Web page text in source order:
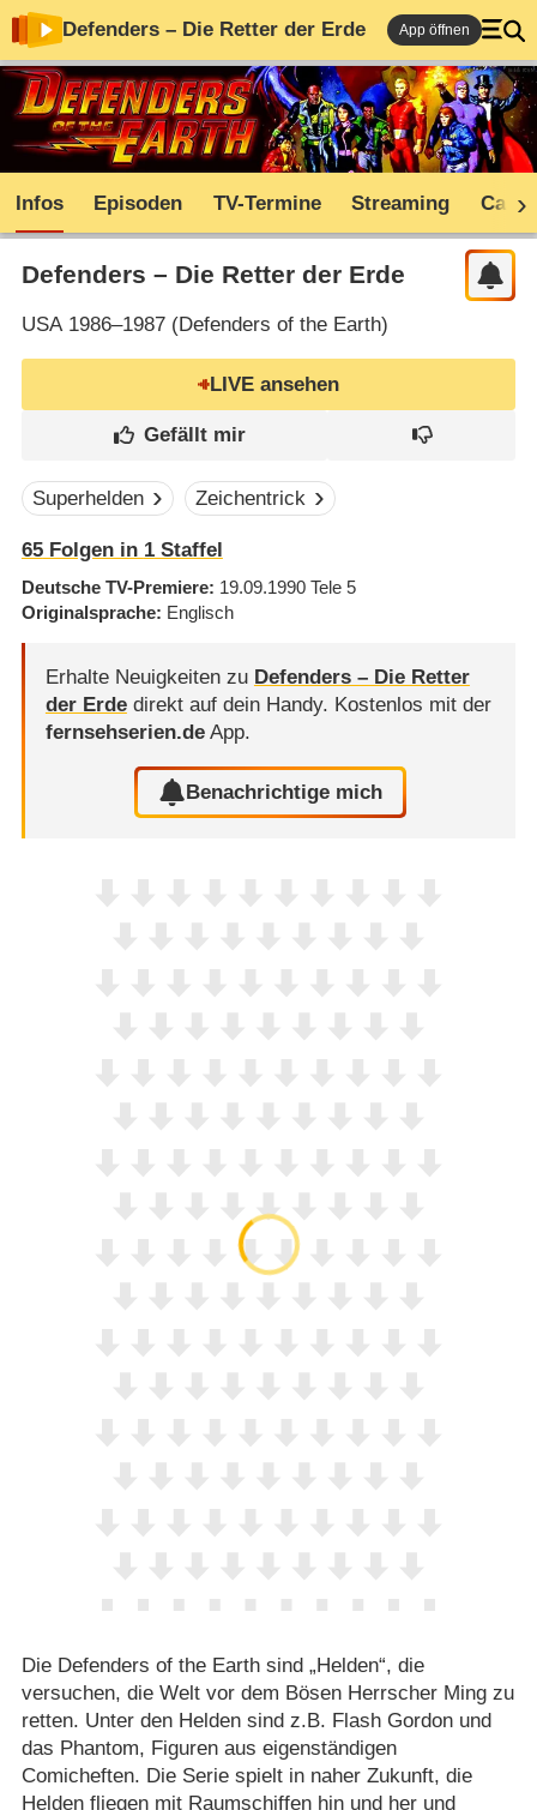
Defenders – Die Retter der Erde App öffnen
Infos Episoden TV-Termine Streaming Cast
Defenders – Die Retter der Erde
USA1986–1987 (Defenders of the Earth)
LIVE ansehen
Superhelden Zeichentrick
65Folgen in 1Staffel
Deutsche TV-Premiere 19.09.1990 Tele 5
Originalsprache Englisch
Erhalte Neuigkeiten zu Defenders – Die Retter
der Erdedirekt auf dein Handy. Kostenlos mit der
fernsehserien.deApp.
Benachrichtige mich
Die Defenders of the Earth sind „Helden“, die
versuchen, die Welt vor dem Bösen Herrscher Ming zu
retten. Unter den Helden sind z.B. Flash Gordon und
das Phantom, Figuren aus eigenständigen
Comicheften. Die Serie spielt in naher Zukunft, die
Helden fliegen mit Raumschiffen hin und her und